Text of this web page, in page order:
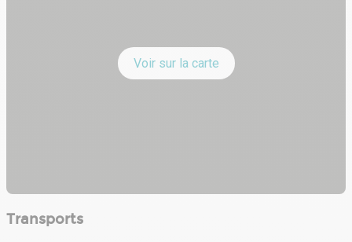
Voir sur la carte
Transports